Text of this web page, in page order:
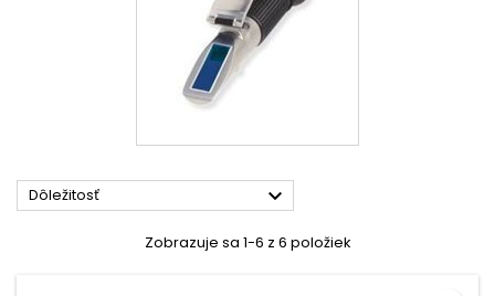
Dôležitosť 
Zobrazuje sa 1-6 z 6 položiek